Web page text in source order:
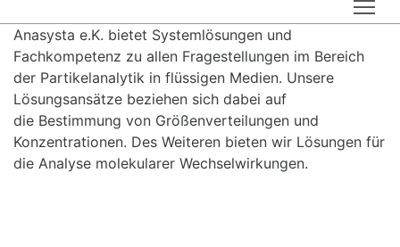
Anasysta e.K. bietet Systemlösungen und
Fachkompetenz zu allen Fragestellungen im Bereich
der Partikelanalytik in flüssigen Medien. Unsere
Lösungsansätze beziehen sich dabei auf
die Bestimmung von Größenverteilungen und
Konzentrationen. Des Weiteren bieten wir Lösungen für
die Analyse molekularer Wechselwirkungen.